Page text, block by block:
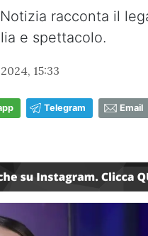
racconta il
e spettacolo.
15:33
Telegram Email